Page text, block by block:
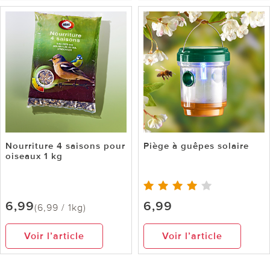
Nourriture 4 saisons pour
oiseaux 1 kg
6,99(6,99 / 1kg)
Voir l’article
Piège à guêpes solaire
6,99
Voir l’article